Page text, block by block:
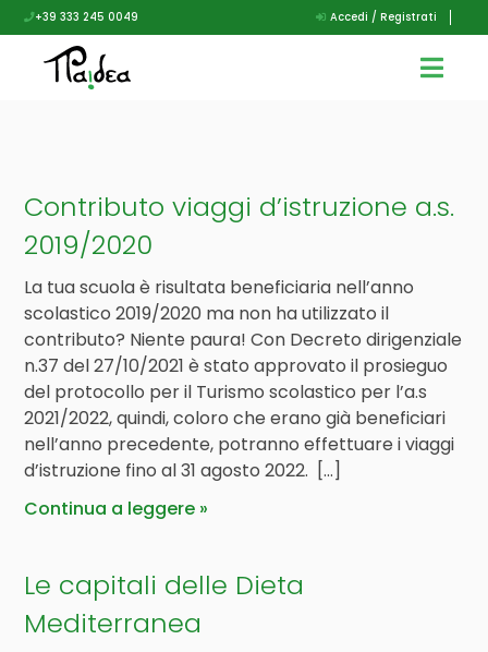
+39 333 245 0049 Accedi / Registrati
Contributo viaggi d’istruzione a.s.
2019/2020
La tua scuola è risultata beneficiaria nell’anno
scolastico 2019/2020 ma non ha utilizzato il
contributo? Niente paura! Con Decreto dirigenziale
n.37 del 27/10/2021 è stato approvato il prosieguo
del protocollo per il Turismo scolastico per l’a.s
2021/2022, quindi, coloro che erano già beneficiari
nell’anno precedente, potranno effettuare i viaggi
d’istruzione fino al 31 agosto 2022. […]
Continua a leggere
Le capitali delle Dieta
Mediterranea